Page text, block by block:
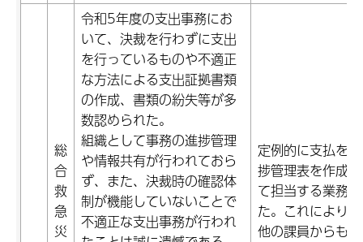
総
合
救
急
災
令和5年度の支出事務にお
いて、決裁を行わずに支出
を行っているものや不適正
な方法による支出証拠書類
の作成、書類の紛失等が多
数認められた。
組織として事務の進捗管理
や情報共有が行われておら
ず、また、決裁時の確認体
制が機能していないことで
不適正な支出事務が行われ
定例的に支払を
捗管理表を作成
て担当する業務
た。これにより
他の課員からも